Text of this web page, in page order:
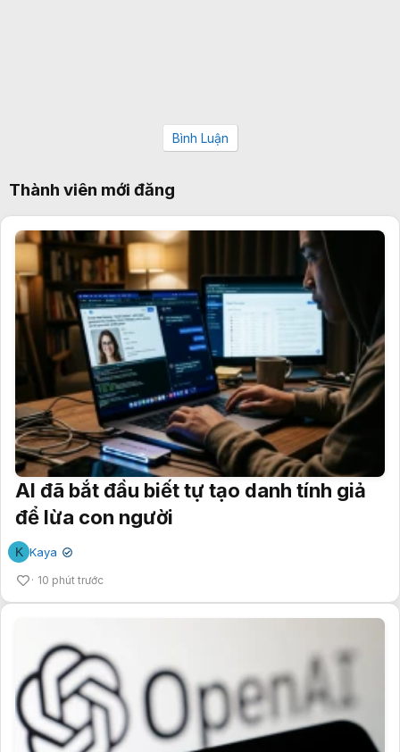
Bình Luận
Thành viên mới đăng
AI đã bắt đầu biết tự tạo danh tính giả
để lừa con người
K Kaya ✔
10 phút trước